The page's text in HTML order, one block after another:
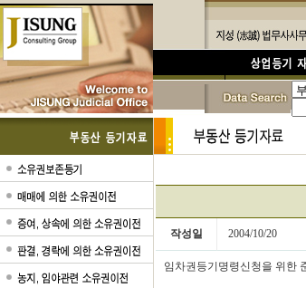
작성일 2004/10/20
임차권등기명령신청을 위한